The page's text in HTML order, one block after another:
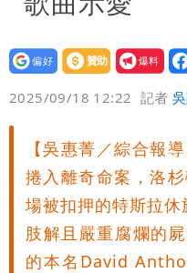
設為
贊助
我要
爆料
2025/09/18 12:22 記者
【吳惠菁／綜合報
捲入離奇命案，洛
場被扣押的特斯拉
肢解且嚴重腐爛的
的本名David